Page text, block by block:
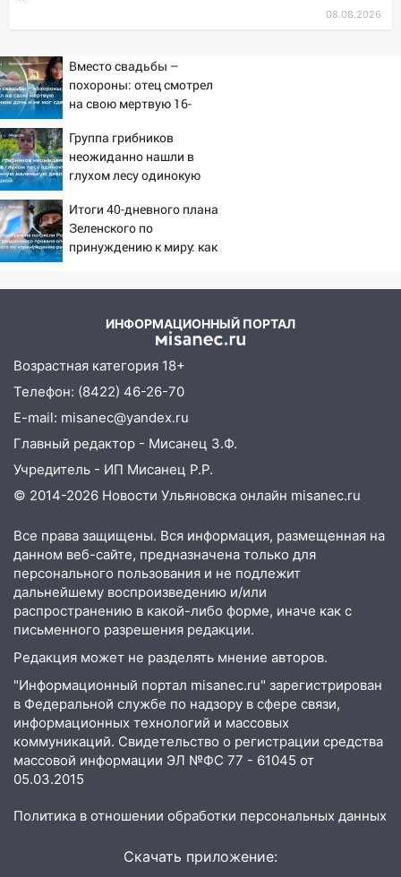
после ливня город снова уходит под
воду
12:12
Прокуратура взяла на контроль
ДТП с шестилетним ребёнком на улице
Федерации
12:01
Пьяная женщина сбила
шестилетнего ребёнка на улице
Федерации: возбуждено уголовное дело
11:16
В Ульяновске ищут 37-летнего
хаски: куда сходить в Ульяновской
области 8–9 августа
10:11
Директора ульяновской
«Нефтяной топливной компании» будут
судить за неуплату 48,4 млн рублей
налогов
09:28 Дети на дорогах: пострадали
велосипедисты, мотоциклисты и
Ульяновской области
08:30 Поджог со свечой, 16 сгоревших
домов и выстрел за водку
07:50 Какая погоды будет днем 8
августа
06:45
Императорский мост в
Ульяновске останется закрытым до
утра 10 августа
05:18 Судьба готовит сюрприз: гороскоп
на 8 августа — кому повезет с
деньгами, а кого ждет неожиданная
ракетную опасность: звучат сирены
08.08.2026
Вместо свадьбы –
похороны: отец смотрел
на свою мертвую 16-
сдержать слезы
Группа грибников
неожиданно нашли в
глухом лесу одинокую
девочку с игрушкой
Итоги 40-дневного плана
Зеленского по
принуждению к миру: как
ИНФОРМАЦИОННЫЙ ПОРТАЛ
Возрастная категория 18+
Телефон: (8422) 46-26-70
E-mail: misanec@yandex.ru
Главный редактор - Мисанец З.Ф.
Учредитель - ИП Мисанец Р.Р.
© 2014-2026 Новости Ульяновска онлайн misanec.ru
Все права защищены. Вся информация, размещенная на
данном веб-сайте, предназначена только для
персонального пользования и не подлежит
дальнейшему воспроизведению и/или
распространению в какой-либо форме, иначе как с
письменного разрешения редакции.
Редакция может не разделять мнение авторов.
"Информационный портал misanec.ru" зарегистрирован
в Федеральной службе по надзору в сфере связи,
информационных технологий и массовых
коммуникаций. Свидетельство о регистрации средства
массовой информации ЭЛ №ФС 77 - 61045 от
05.03.2015
Политика в отношении обработки персональных данных
Скачать приложение: